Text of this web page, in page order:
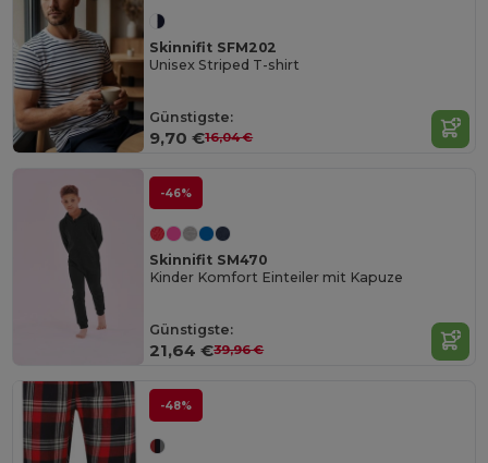
Skinnifit SFM202
Unisex Striped T-shirt
Günstigste:
9,70 €16,04 €
-46%
Skinnifit SM470
Kinder Komfort Einteiler mit Kapuze
Günstigste:
21,64 €39,96 €
-48%